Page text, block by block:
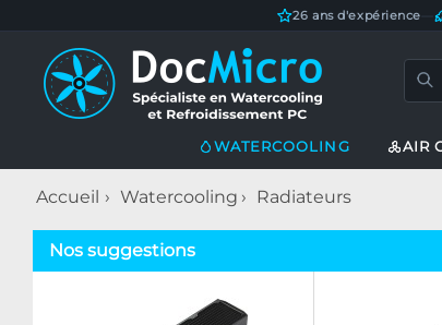
26 ans d'expérience
WATERCOOLING AIR
Accueil Watercooling Radiateurs
Nos suggestions